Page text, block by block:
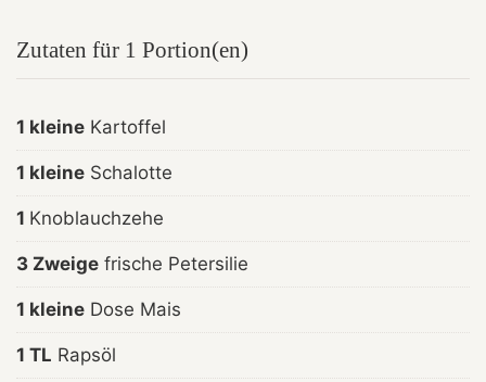
Zutaten für 1 Portion(en)
1 kleine Kartoffel
1 kleine Schalotte
1 Knoblauchzehe
3 Zweige frische Petersilie
1 kleine Dose Mais
1 TL Rapsöl